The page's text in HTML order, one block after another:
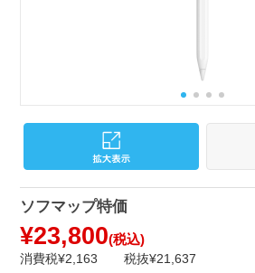
ソフマップ特価
¥23,800(税込)
消費税¥2,163 税抜¥21,637